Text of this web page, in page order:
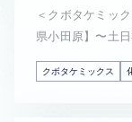
＜クボタケミッ
県小田原】〜土
クボタケミックス